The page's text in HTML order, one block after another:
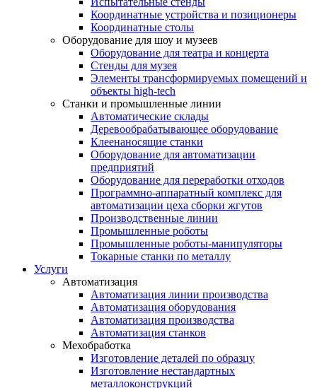
Координатные устройства и позиционеры
Координатные столы
Оборудование для шоу и музеев
Оборудование для театра и концерта
Стенды для музея
Элементы трансформируемых помещений и
объекты high-tech
Станки и промышленные линии
Автоматические склады
Деревообрабатывающее оборудование
Клеенаносящие станки
Оборудование для автоматизации
предприятий
Оборудование для переработки отходов
Программно-аппаратный комплекс для
автоматизации цеха сборки жгутов
Производственные линии
Промышленные роботы
Промышленные роботы-манипуляторы
Токарные станки по металлу
Услуги
Автоматизация
Автоматизация линии производства
Автоматизация оборудования
Автоматизация производства
Автоматизация станков
Мехобработка
Изготовление деталей по образцу
Изготовление нестандартных
металлоконструкций